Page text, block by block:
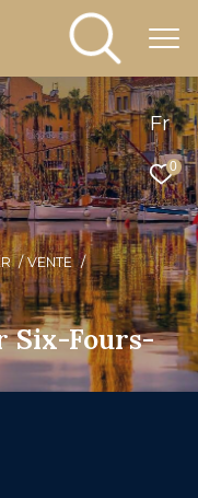
Fr
0
VENTE
Six-Fours-